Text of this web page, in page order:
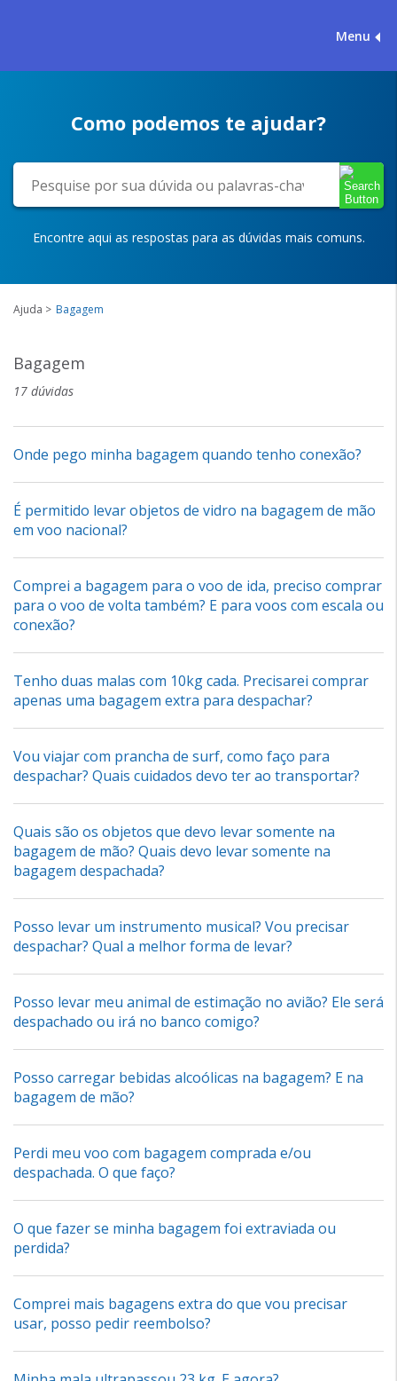
Menu
Como podemos te ajudar?
Encontre aqui as respostas para as dúvidas mais comuns.
Ajuda Bagagem
Bagagem
17 dúvidas
Onde pego minha bagagem quando tenho conexão?
É permitido levar objetos de vidro na bagagem de mão
em voo nacional?
Comprei a bagagem para o voo de ida, preciso comprar
para o voo de volta também? E para voos com escala ou
conexão?
Tenho duas malas com 10kg cada. Precisarei comprar
apenas uma bagagem extra para despachar?
Vou viajar com prancha de surf, como faço para
despachar? Quais cuidados devo ter ao transportar?
Quais são os objetos que devo levar somente na
bagagem de mão? Quais devo levar somente na
bagagem despachada?
Posso levar um instrumento musical? Vou precisar
despachar? Qual a melhor forma de levar?
Posso levar meu animal de estimação no avião? Ele será
despachado ou irá no banco comigo?
Posso carregar bebidas alcoólicas na bagagem? E na
bagagem de mão?
Perdi meu voo com bagagem comprada e/ou
despachada. O que faço?
O que fazer se minha bagagem foi extraviada ou
perdida?
Comprei mais bagagens extra do que vou precisar
usar, posso pedir reembolso?